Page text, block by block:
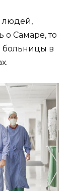
людей,
о Самаре, то
больницы в